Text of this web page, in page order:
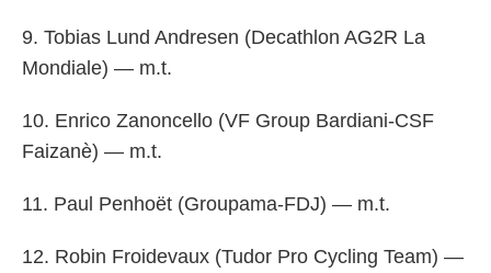
9. Tobias Lund Andresen (Decathlon AG2R La
Mondiale) — m.t.
10. Enrico Zanoncello (VF Group Bardiani-CSF
Faizanè) — m.t.
11. Paul Penhoët (Groupama-FDJ) — m.t.
12. Robin Froidevaux (Tudor Pro Cycling Team) —